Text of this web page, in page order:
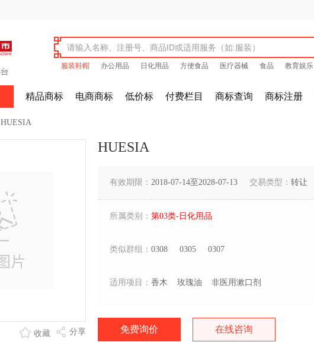
服装鞋帽 办公用品 日化用品 方便食品 医疗器械 食品 教育娱乐
精品商标 电商商标 低价标 付费栏目 商标查询 商标注册
HUESIA
分享
收藏
HUESIA
有效期限： 2018-07-14至2028-07-13 交易类型： 转让
所属类别： 第03类-日化用品
类似群组： 0308 0305 0307
适用项目： 香木 玫瑰油 非医用漱口剂
免费询价 在线咨询